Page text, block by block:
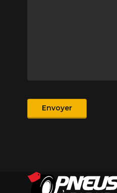
Produit
Envoyer